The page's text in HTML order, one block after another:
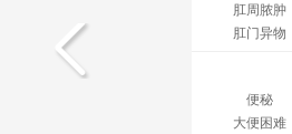
肛周脓肿
肛门异物
便秘
大便困难